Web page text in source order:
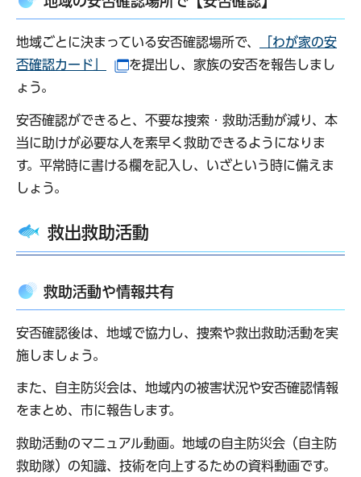
地域ごとに決まっている安否確認場所で、
「わが家の安
否確認カード」
（別ウインドウで開きます）
を提出し、家族の安否を報告しまし
ょう。
安否確認ができると、不要な捜索・救助活動が減り、本
当に助けが必要な人を素早く救助できるようになりま
す。平常時に書ける欄を記入し、いざという時に備えま
しょう。
救出救助活動
救助活動や情報共有
安否確認後は、地域で協力し、捜索や救出救助活動を実
施しましょう。
また、自主防災会は、地域内の被害状況や安否確認情報
をまとめ、市に報告します。
救助活動のマニュアル動画。地域の自主防災会（自主防
救助隊）の知識、技術を向上するための資料動画です。